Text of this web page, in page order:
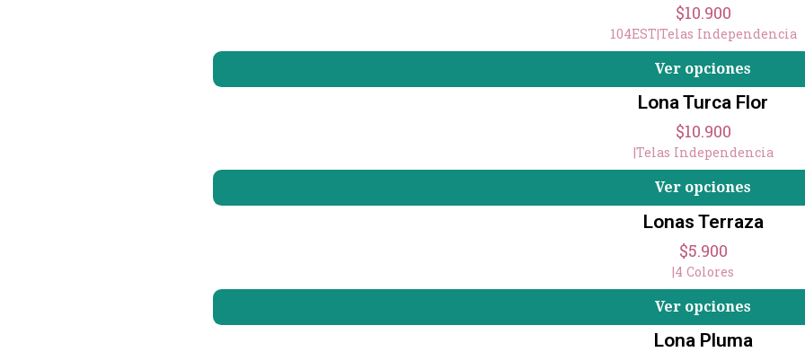
$10.900
104EST|Telas Independencia
Ver opciones
Lona Turca Flor
$10.900
|Telas Independencia
Ver opciones
Lonas Terraza
$5.900
|4 Colores
Ver opciones
Lona Pluma